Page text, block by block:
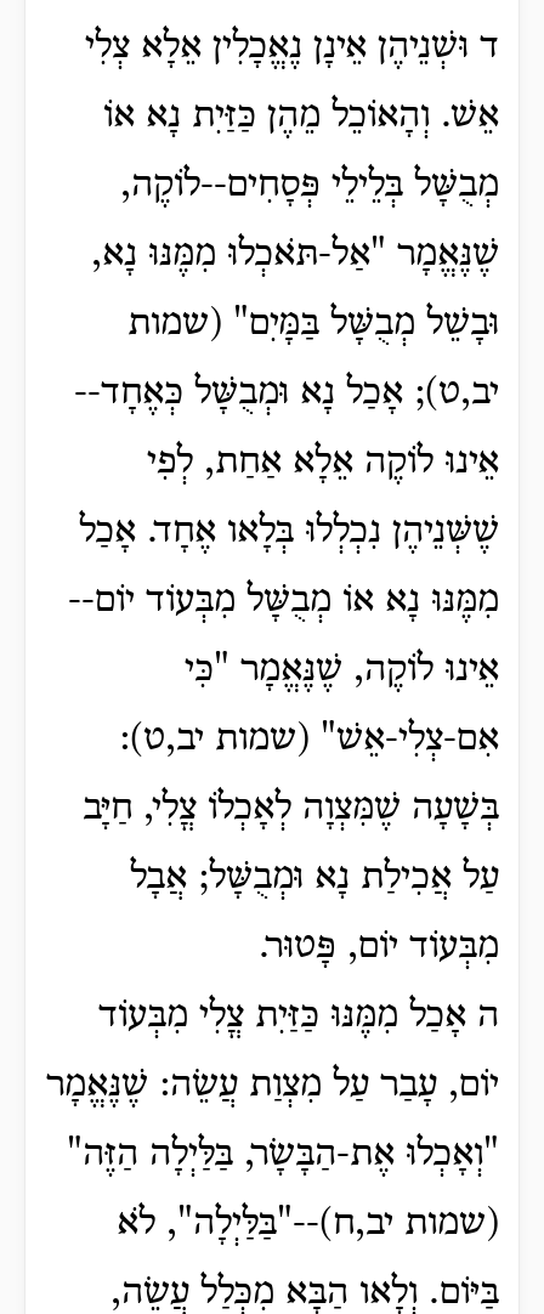
ד וּשְׁנֵיהֶן אֵינָן נֶאֱכָלִין אֵלָא צְלִי
אֵשׁ. וְהָאוֹכֵל מֵהֶן כַּזַּיִת נָא אוֹ
מְבֻשָּׁל בְּלֵילֵי פְּסָחִים--לוֹקֶה,
שֶׁנֶּאֱמָר "אַל-תֹּאכְלוּ מִמֶּנּוּ נָא,
וּבָשֵׁל מְבֻשָּׁל בַּמָּיִם" (שמות
יב,ט); אָכַל נָא וּמְבֻשָּׁל כְּאֶחָד--
אֵינוּ לוֹקֶה אֵלָא אַחַת, לְפִי
שֶׁשְּׁנֵיהֶן נִכְלְלוּ בְּלָאו אֶחָד. אָכַל
מִמֶּנּוּ נָא אוֹ מְבֻשָּׁל מִבְּעוֹד יוֹם--
אֵינוּ לוֹקֶה, שֶׁנֶּאֱמָר "כִּי
אִם-צְלִי-אֵשׁ" (שמות יב,ט):
בְּשָׁעָה שֶׁמִּצְוָה לְאָכְלוֹ צֳלִי, חַיָּב
עַל אֲכִילַת נָא וּמְבֻשָּׁל; אֲבָל
מִבְּעוֹד יוֹם, פָּטוּר.
ה אָכַל מִמֶּנּוּ כַּזַּיִת צֳלִי מִבְּעוֹד
יוֹם, עָבַר עַל מִצְוַת עֲשֵׂה: שֶׁנֶּאֱמָר
"וְאָכְלוּ אֶת-הַבָּשָׂר, בַּלַּיְלָה הַזֶּה"
(שמות יב,ח)--"בַּלַּיְלָה", לֹא
בַּיּוֹם. וְלָאו הַבָּא מִכְּלַל עֲשֵׂה,